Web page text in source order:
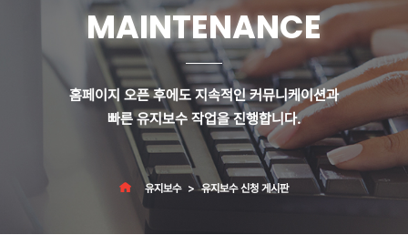
MAINTENANCE
홈페이지 오픈 후에도 지속적인 커뮤니케이션과
빠른 유지보수 작업을 진행합니다.
유지보수 유지보수 신청 게시판